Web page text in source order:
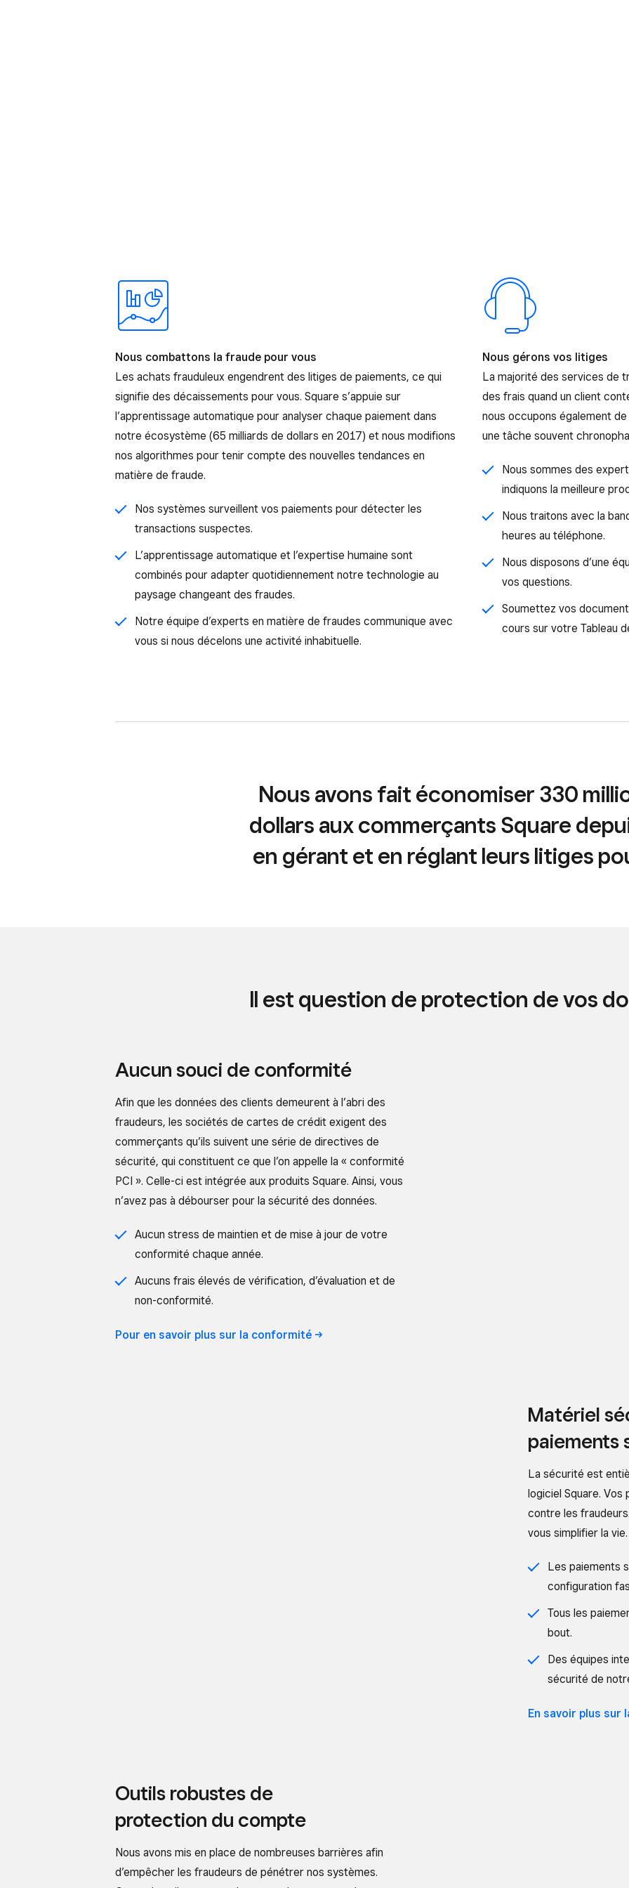
Nous combattons la fraude pour vous
Les achats frauduleux engendrent des litiges de paiements, ce qui
signifie des décaissements pour vous. Square s’appuie sur
l’apprentissage automatique pour analyser chaque paiement dans
notre écosystème (65 milliards de dollars en 2017) et nous modifions
nos algorithmes pour tenir compte des nouvelles tendances en
matière de fraude.
Nos systèmes surveillent vos paiements pour détecter les
transactions suspectes.
L’apprentissage automatique et l’expertise humaine sont
combinés pour adapter quotidiennement notre technologie au
paysage changeant des fraudes.
Notre équipe d’experts en matière de fraudes communique avec
vous si nous décelons une activité inhabituelle.
Nous gérons vos litiges
La majorité des services de
des frais quand un client
nous occupons également
une tâche souvent
Nous sommes des
indiquons la meilleure
Nous traitons avec la
heures au téléphone.
Nous disposons d’une
vos questions.
Soumettez vos
cours sur votre Tableau
Nous avons fait économiser 330
dollars aux commerçants Square
en gérant et en réglant leurs litiges
Il est question de protection de vos
Aucun souci de conformité
Afin que les données des clients demeurent à l’abri des
fraudeurs, les sociétés de cartes de crédit exigent des
commerçants qu’ils suivent une série de directives de
sécurité, qui constituent ce que l’on appelle la « conformité
PCI ». Celle-ci est intégrée aux produits Square. Ainsi, vous
n’avez pas à débourser pour la sécurité des données.
Aucun stress de maintien et de mise à jour de votre
conformité chaque année.
Aucuns frais élevés de vérification, d’évaluation et de
non-conformité.
Pour en savoir plus sur la conformité
Matériel
paiements
La sécurité est
logiciel Square.
contre les
vous simplifier la vie.
Les paiements
configuration
Tous les
bout.
Des équipes
sécurité de
En savoir plus sur
Outils robustes de
protection du compte
Nous avons mis en place de nombreuses barrières afin
d’empêcher les fraudeurs de pénétrer nos systèmes.